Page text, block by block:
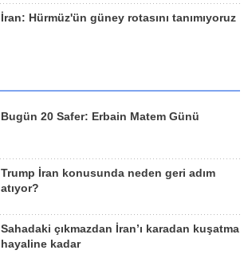
İran: Hürmüz'ün güney rotasını tanımıyoruz
Bugün 20 Safer: Erbain Matem Günü
Trump İran konusunda neden geri adım
atıyor?
Sahadaki çıkmazdan İran’ı karadan kuşatma
hayaline kadar